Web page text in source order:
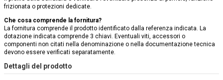
frizionata o protezioni dedicate.
Che cosa comprende la fornitura?
La fornitura comprende il prodotto identificato dalla referenza indicata. La
dotazione indicata comprende 3 chiavi. Eventuali viti, accessori o
componenti non citati nella denominazione o nella documentazione tecnica
devono essere verificati separatamente.
Dettagli del prodotto